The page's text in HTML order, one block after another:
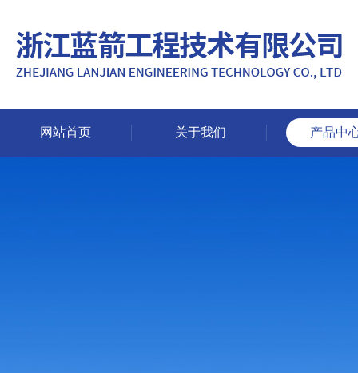
网站首页 关于我们 产品中